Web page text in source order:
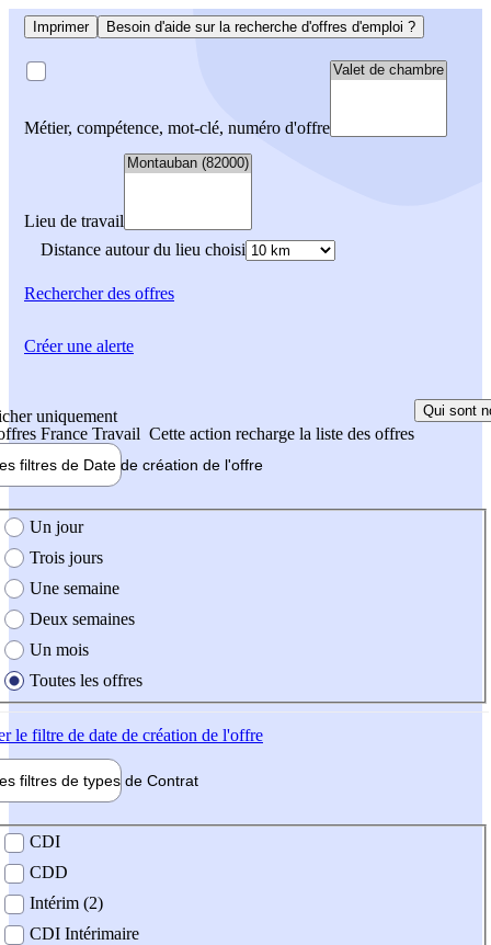
Imprimer Besoin d'aide sur la recherche d'offres d'emploi ?
Métier, compétence, mot-clé, numéro d'offre
Lieu de travail
Distance autour du lieu choisi
Rechercherdes offres
uniquement
France Travail Cette action recharge la liste des offres
Qui sont
filtres de Date de création de l'offre
création de l'offre
Un jour
Trois jours
Une semaine
Deux semaines
Un mois
Toutes les offres
le filtre de date de création de l'offre
filtres de types de Contrat
contrat
CDI
CDD
Intérim (2)
CDI Intérimaire
Créer une alerte